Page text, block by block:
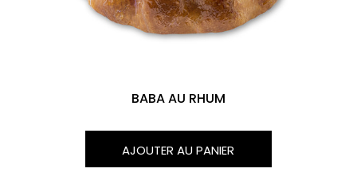
BABA AU RHUM
AJOUTER AU PANIER